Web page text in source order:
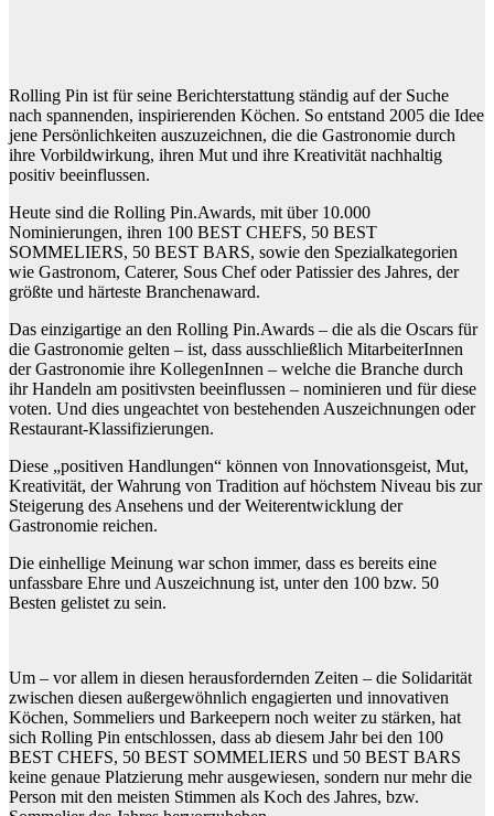
Rolling Pin ist für seine Berichterstattung ständig auf der Suche
nach spannenden, inspirierenden Köchen. So entstand 2005 die Idee
jene Persönlichkeiten auszuzeichnen, die die Gastronomie durch
ihre Vorbildwirkung, ihren Mut und ihre Kreativität nachhaltig
positiv beeinflussen.
Heute sind die Rolling Pin.Awards, mit über 10.000
Nominierungen, ihren 100 BEST CHEFS, 50 BEST
SOMMELIERS, 50 BEST BARS, sowie den Spezialkategorien
wie Gastronom, Caterer, Sous Chef oder Patissier des Jahres, der
größte und härteste Branchenaward.
Das einzigartige an den Rolling Pin.Awards – die als die Oscars für
die Gastronomie gelten – ist, dass ausschließlich MitarbeiterInnen
der Gastronomie ihre KollegenInnen – welche die Branche durch
ihr Handeln am positivsten beeinflussen – nominieren und für diese
voten. Und dies ungeachtet von bestehenden Auszeichnungen oder
Restaurant-Klassifizierungen.
Diese „positiven Handlungen“ können von Innovationsgeist, Mut,
Kreativität, der Wahrung von Tradition auf höchstem Niveau bis zur
Steigerung des Ansehens und der Weiterentwicklung der
Gastronomie reichen.
Die einhellige Meinung war schon immer, dass es bereits eine
unfassbare Ehre und Auszeichnung ist, unter den 100 bzw. 50
Besten gelistet zu sein.
Um – vor allem in diesen herausfordernden Zeiten – die Solidarität
zwischen diesen außergewöhnlich engagierten und innovativen
Köchen, Sommeliers und Barkeepern noch weiter zu stärken, hat
sich Rolling Pin entschlossen, dass ab diesem Jahr bei den 100
BEST CHEFS, 50 BEST SOMMELIERS und 50 BEST BARS
keine genaue Platzierung mehr ausgewiesen, sondern nur mehr die
Person mit den meisten Stimmen als Koch des Jahres, bzw.